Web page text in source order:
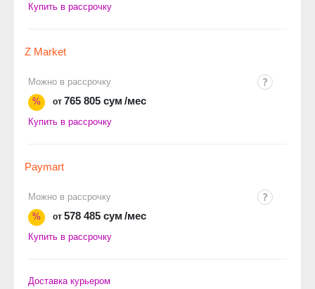
Купить в рассрочку
Z Market
Можно в рассрочку
%
от 765 805 сум /мес
Купить в рассрочку
Paymart
Можно в рассрочку
%
от 578 485 сум /мес
Купить в рассрочку
Доставка курьером